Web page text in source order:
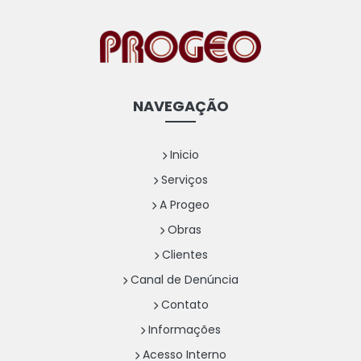
NAVEGAÇÃO
Inicio
Serviços
A Progeo
Obras
Clientes
Canal de Denúncia
Contato
Informações
Acesso Interno